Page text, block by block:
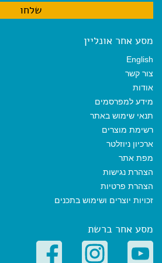
מסע אחר אונליין
English
צור קשר
אודות
מידע למפרסמים
תנאי שימוש באתר
רשימת מוצרים
ארכיון ניוזלטר
מפת אתר
הצהרת נגישות
הצהרת פרטיות
זכויות יוצרים ושימוש בתכנים
מסע אחר ברשת